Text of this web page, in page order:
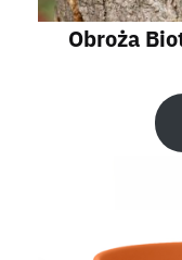
Obroża